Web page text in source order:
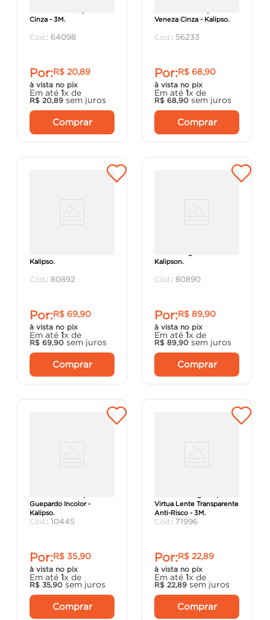
Cinza - 3M.
: 64098
Por:R$ 20,89
à vista no pix
Em até 1x de
R$ 20,89 sem juros
Comprar
Veneza Cinza - Kalipso.
: 56233
Por:R$ 68,90
à vista no pix
Em até 1x de
R$ 68,90 sem juros
Comprar
Kalipso.
: 80892
Por:R$ 69,90
à vista no pix
Em até 1x de
R$ 69,90 sem juros
Comprar
Kalipson.
: 80890
Por:R$ 89,90
à vista no pix
Em até 1x de
R$ 89,90 sem juros
Comprar
Guepardo Incolor -
Kalipso.
: 10445
Por:R$ 35,90
à vista no pix
Em até 1x de
R$ 35,90 sem juros
Comprar
Virtua Lente Transparente
Anti-Risco - 3M.
: 71996
Por:R$ 22,89
à vista no pix
Em até 1x de
R$ 22,89 sem juros
Comprar